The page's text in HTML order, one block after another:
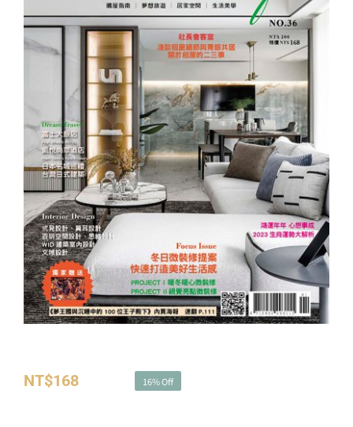
夢想誌NO.36－冬日微裝修提案 快速打造
美好生活感
原
NT$168
目
16% Off